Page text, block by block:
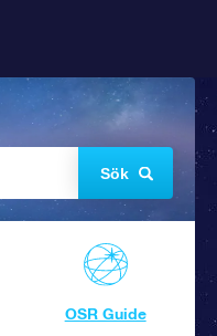
Sök
OSR Guide